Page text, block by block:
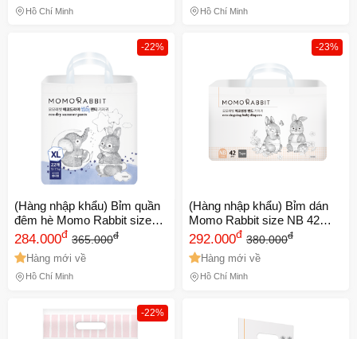
Hồ Chí Minh Hồ Chí Minh
-22%
(Hàng nhập khẩu) Bỉm quần
đêm hè Momo Rabbit size
XL 22 miếng
284.000đ 365.000đ
Hàng mới về
Hồ Chí Minh
-23%
(Hàng nhập khẩu) Bỉm dán
Momo Rabbit size NB 42
miếng (3-5kg)
292.000đ 380.000đ
Hàng mới về
Hồ Chí Minh
-22%
Giảm ngay cho bất kỳ đơn hàng nào.
XXX-XXXX
Số lần áp dụng:
Áp dụng cho đơn hàng từ:
Chỉ áp dụng cho gian hàng:
Ngày hết hạn:
LẤY MÃ NGAY